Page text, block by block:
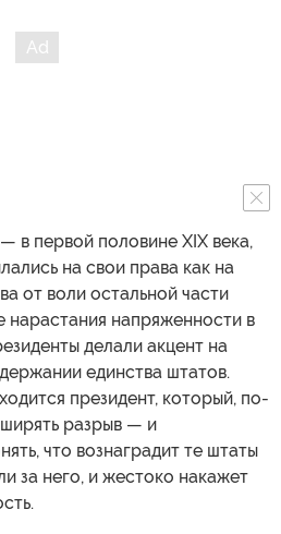
в первой половине XIX века,
на свои права как на
от воли остальной части
напряженности в
делали акцент на
единства штатов.
президент, который, по-
разрыв — и
что вознаградит те штаты
за него, и жестоко накажет